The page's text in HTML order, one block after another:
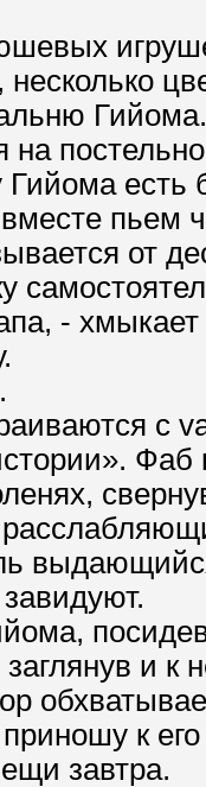
несколько
на
Гийома есть
пьем
от
-
с
Фаб
и к
к его
завтра.